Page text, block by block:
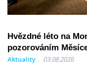
Hvězdné léto na
pozorováním
Aktuality 03.08.2026